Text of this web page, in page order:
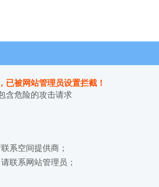
已被网站管理员设置拦截！
含危险的攻击请求
系空间提供商；
联系网站管理员；